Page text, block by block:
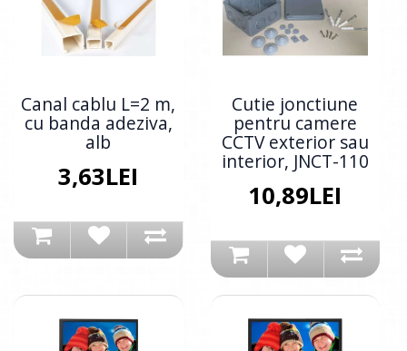
Canal cablu L=2 m,
cu banda adeziva,
alb
3,63LEI
Cutie jonctiune
pentru camere
CCTV exterior sau
interior, JNCT-110
10,89LEI